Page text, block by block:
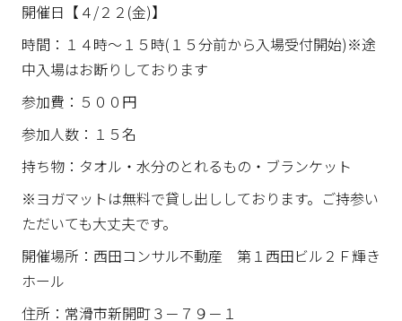
開催日【４/２２(金)】
時間：１４時～１５時(１５分前から入場受付開始)※途
中入場はお断りしております
参加費：５００円
参加人数：１５名
持ち物：タオル・水分のとれるもの・ブランケット
※ヨガマットは無料で貸し出ししております。ご持参い
ただいても大丈夫です。
開催場所：西田コンサル不動産 第１西田ビル２Ｆ輝き
ホール
住所：常滑市新開町３－７９－１